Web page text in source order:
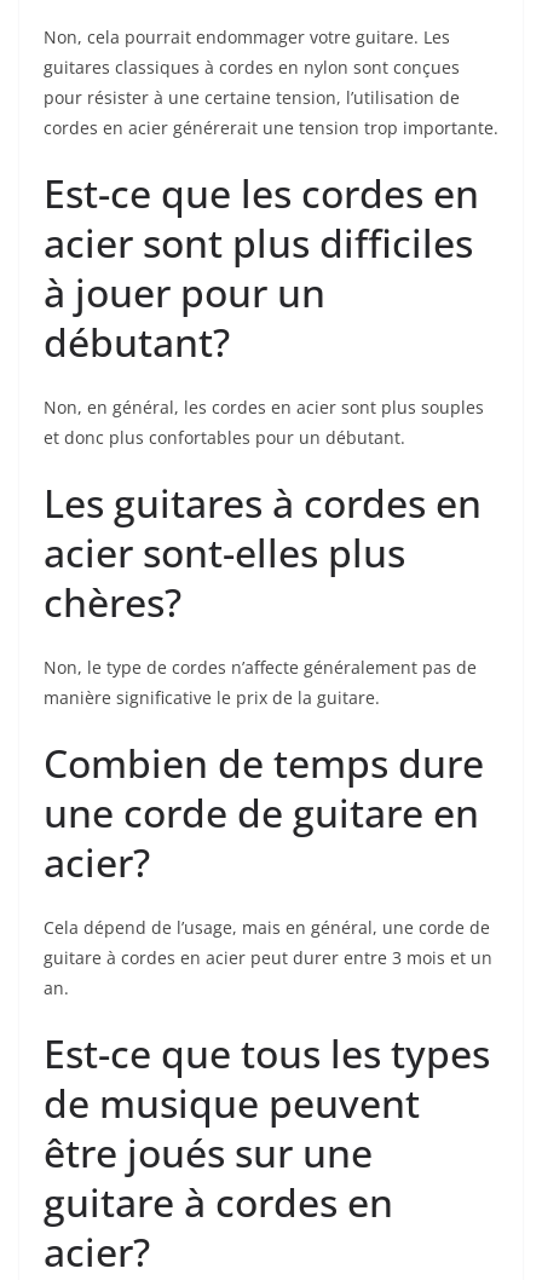
Non, cela pourrait endommager votre guitare. Les
guitares ‌classiques à cordes en nylon sont conçues
pour résister à une certaine tension, l’utilisation de
cordes en acier⁣ générerait⁣ une tension trop​ importante.
Est-ce que les cordes en
acier sont plus⁣ difficiles
à jouer pour ⁢un⁤
débutant?
Non, en général,​ les cordes en acier sont plus souples
et donc plus confortables pour un débutant.
Les guitares à cordes en
acier sont-elles plus
chères?
Non, le type ⁣de cordes n’affecte généralement ⁢pas de
manière significative le prix de la guitare.
Combien de temps ​dure
une corde de‍ guitare en
acier?
Cela dépend de l’usage,⁤ mais en​ général, une corde ​de
guitare à cordes en acier peut durer entre 3 mois et un
an.
Est-ce que tous les types
de musique peuvent
être joués sur une
guitare à cordes en
acier?